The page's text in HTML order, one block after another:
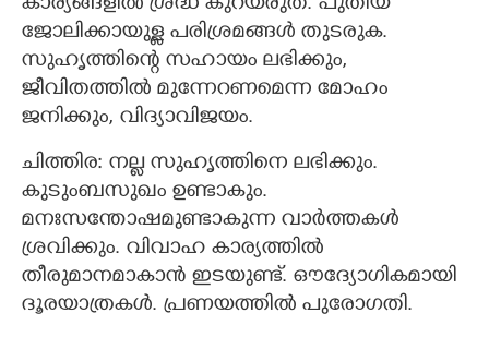
ജോലിക്കായുള്ള പരിശ്രമങ്ങൾ തുടരുക.
സുഹൃത്തിന്റെ സഹായം ലഭിക്കും,
ജീവിതത്തിൽ മുന്നേറണമെന്ന മോഹം
ജനിക്കും, വിദ്യാവിജയം.
ചിത്തിര: നല്ല സുഹൃത്തിനെ ലഭിക്കും.
കുടുംബസുഖം ഉണ്ടാകും.
മനഃസന്തോഷമുണ്ടാകുന്ന വാർത്തകൾ
ശ്രവിക്കും. വിവാഹ കാര്യത്തിൽ
തീരുമാനമാകാൻ ഇടയുണ്ട്. ഔദ്യോഗികമായി
ദൂരയാത്രകൾ. പ്രണയത്തിൽ പുരോഗതി.